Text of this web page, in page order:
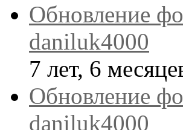
Обновление
daniluk4000
7 лет, 6
Обновление
daniluk4000